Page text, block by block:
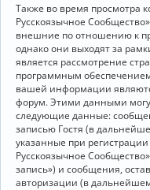
Также во время просмотра
Русскоязычное
внешние по отношению к
однако они выходят за
является рассмотрение
программным
вашей информации
форум. Этими данными
следующие данные:
записью Гостя (в
указанные при
Русскоязычное
запись») и сообщения,
авторизации (в